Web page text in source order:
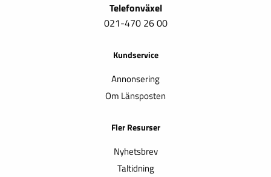
Telefonväxel
021-470 26 00
Kundservice
Annonsering
Om Länsposten
Fler Resurser
Nyhetsbrev
Taltidning